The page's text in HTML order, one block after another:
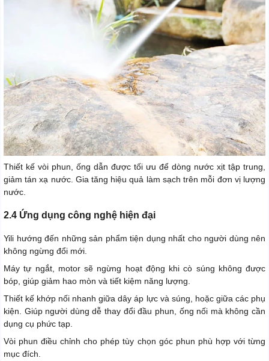
Thiết kế vòi phun, ống dẫn được tối ưu để dòng nước xịt tập trung,
giảm tán xạ nước. Gia tăng hiệu quả làm sạch trên mỗi đơn vị lượng
nước.
2.4 Ứng dụng công nghệ hiện đại
Yili hướng đến những sản phẩm tiện dụng nhất cho người dùng nên
không ngừng đổi mới.
Máy tự ngắt, motor sẽ ngừng hoạt động khi cò súng không được
bóp, giúp giảm hao mòn và tiết kiệm năng lượng.
Thiết kế khớp nối nhanh giữa dây áp lực và súng, hoặc giữa các phụ
kiện. Giúp người dùng dễ thay đổi đầu phun, ống nối mà không cần
dụng cụ phức tạp.
Vòi phun điều chỉnh cho phép tùy chọn góc phun phù hợp với từng
mục đích.